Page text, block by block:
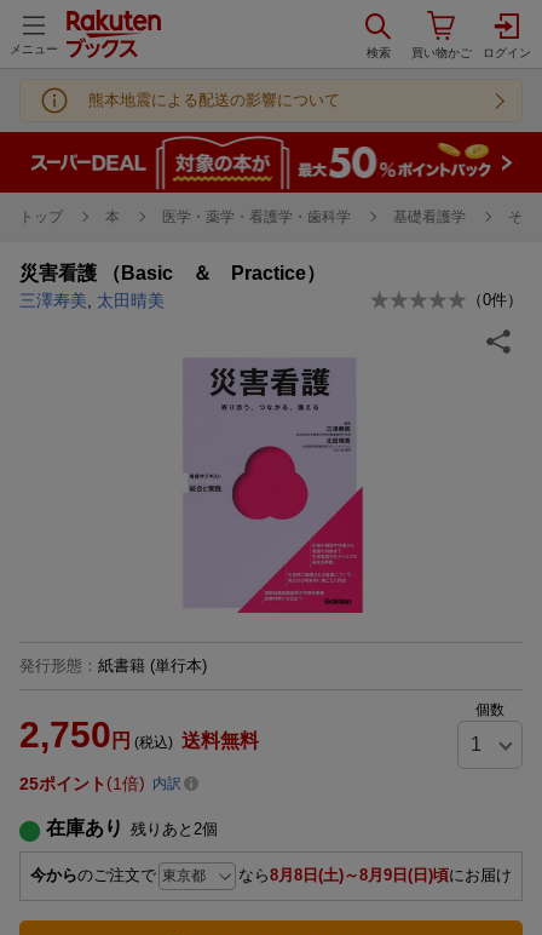
メニュー
熊本地震による配送の影響について
トップ 本 医学・薬学・看護学・歯科学 基礎看護学 その
災害看護 （Basic ＆ Practice）
三澤寿美 太田晴美 （0件）
発行形態 ： 紙書籍 (単行本)
2,750 円 (税込) 送料無料
個数
25ポイント 1倍 内訳
在庫あり 残りあと 2個
今からのご注文で なら8月8日(土)～8月9日(日)頃にお届け